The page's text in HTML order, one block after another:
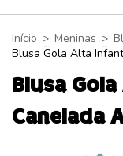
Início > Meninas >
Blusa Gola Alta
Blusa
Canelada